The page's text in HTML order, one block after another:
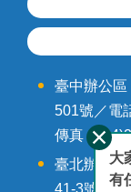
與
服
務
臺中辦公區
501號／電
傳真：
臺北辦公區
41-3號9-12
大
有